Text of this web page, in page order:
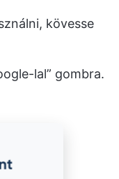
kövesse
lal” gombra.